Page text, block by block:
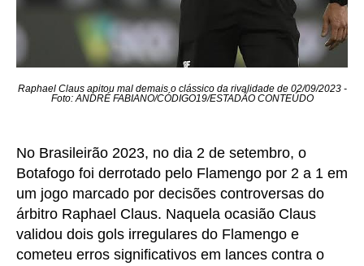
Raphael Claus apitou mal demais o clássico da rivalidade de 02/09/2023 -
Foto: ANDRÉ FABIANO/CÓDIGO19/ESTADÃO CONTEÚDO
No Brasileirão 2023, no dia 2 de setembro, o
Botafogo foi derrotado pelo Flamengo por 2 a 1 em
um jogo marcado por decisões controversas do
árbitro Raphael Claus. Naquela ocasião Claus
validou dois gols irregulares do Flamengo e
cometeu erros significativos em lances contra o